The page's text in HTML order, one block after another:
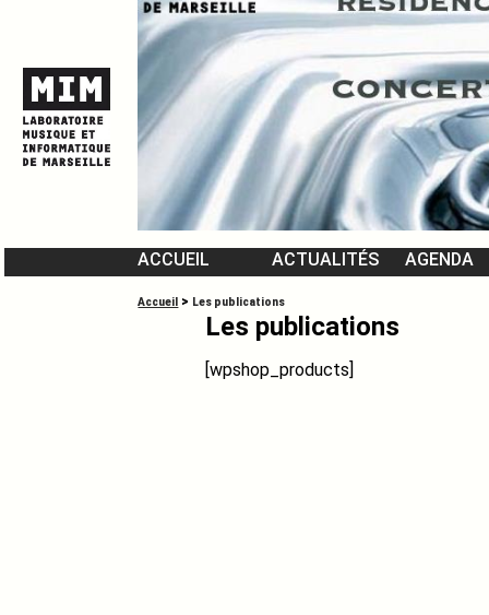
ACCUEIL
VIDÉOMUSIQUES
ACTUALITÉS AGENDA
Accueil > Les publications
Les publications
[wpshop_products]